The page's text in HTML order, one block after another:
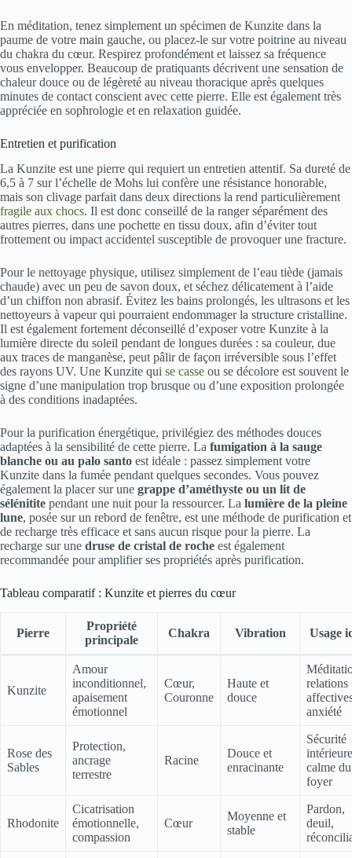
En méditation, tenez simplement un spécimen de Kunzite dans la
paume de votre main gauche, ou placez-le sur votre poitrine au niveau
du chakra du cœur. Respirez profondément et laissez sa fréquence
vous envelopper. Beaucoup de pratiquants décrivent une sensation de
chaleur douce ou de légèreté au niveau thoracique après quelques
minutes de contact conscient avec cette pierre. Elle est également très
appréciée en sophrologie et en relaxation guidée.
Entretien et purification
La Kunzite est une pierre qui requiert un entretien attentif. Sa dureté de
6,5 à 7 sur l’échelle de Mohs lui confère une résistance honorable,
mais son clivage parfait dans deux directions la rend particulièrement
fragile aux chocs. Il est donc conseillé de la ranger séparément des
autres pierres, dans une pochette en tissu doux, afin d’éviter tout
frottement ou impact accidentel susceptible de provoquer une fracture.
Pour le nettoyage physique, utilisez simplement de l’eau tiède (jamais
chaude) avec un peu de savon doux, et séchez délicatement à l’aide
d’un chiffon non abrasif. Évitez les bains prolongés, les ultrasons et les
nettoyeurs à vapeur qui pourraient endommager la structure cristalline.
Il est également fortement déconseillé d’exposer votre Kunzite à la
lumière directe du soleil pendant de longues durées : sa couleur, due
aux traces de manganèse, peut pâlir de façon irréversible sous l’effet
des rayons UV. Une Kunzite qui se casse ou se décolore est souvent le
signe d’une manipulation trop brusque ou d’une exposition prolongée
à des conditions inadaptées.
Pour la purification énergétique, privilégiez des méthodes douces
adaptées à la sensibilité de cette pierre. La fumigation à la sauge
blanche ou au palo santo est idéale : passez simplement votre
Kunzite dans la fumée pendant quelques secondes. Vous pouvez
également la placer sur une grappe d’améthyste ou un lit de
sélénitite pendant une nuit pour la ressourcer. La lumière de la pleine
lune, posée sur un rebord de fenêtre, est une méthode de purification et
de recharge très efficace et sans aucun risque pour la pierre. La
recharge sur une druse de cristal de roche est également
recommandée pour amplifier ses propriétés après purification.
Tableau comparatif : Kunzite et pierres du cœur
Pierre
Propriété
principale
Chakra Vibration Usage
Kunzite
Amour
inconditionnel,
apaisement
émotionnel
Cœur,
Couronne
Haute et
douce
relations
anxiété
Rose des
Sables
Protection,
ancrage
terrestre
Racine
Douce et
enracinante
Sécurité
calme du
foyer
Rhodonite
Cicatrisation
émotionnelle,
compassion
Cœur
Moyenne et
stable
Pardon,
deuil,